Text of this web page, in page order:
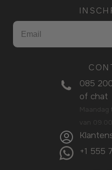
085
of chat
Maandag
van
+1 555